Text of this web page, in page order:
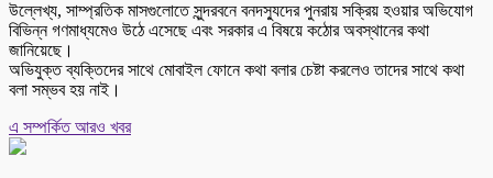
উল্লেখ্য, সাম্প্রতিক মাসগুলোতে সুন্দরবনে বনদস্যুদের পুনরায় সক্রিয় হওয়ার অভিযোগ
বিভিন্ন গণমাধ্যমেও উঠে এসেছে এবং সরকার এ বিষয়ে কঠোর অবস্থানের কথা
জানিয়েছে।
অভিযুক্ত ব্যক্তিদের সাথে মোবাইল ফোনে কথা বলার চেষ্টা করলেও তাদের সাথে কথা
বলা সম্ভব হয় নাই।
এ সম্পর্কিত আরও খবর